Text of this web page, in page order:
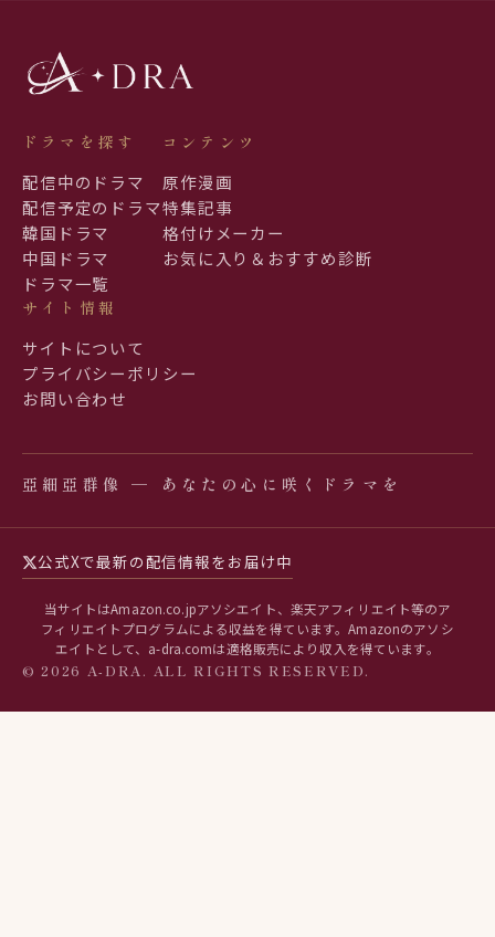
ドラマを探す
配信中のドラマ
配信予定のドラマ
韓国ドラマ
中国ドラマ
ドラマ一覧
コンテンツ
原作漫画
特集記事
格付けメーカー
お気に入り＆おすすめ診断
サイト情報
サイトについて
プライバシーポリシー
お問い合わせ
亞細亞群像 ─ あなたの心に咲くドラマを
公式Xで最新の配信情報をお届け中
当サイトはAmazon.co.jpアソシエイト、楽天アフィリエイト等のア
フィリエイトプログラムによる収益を得ています。Amazonのアソシ
エイトとして、a-dra.comは適格販売により収入を得ています。
© 2026 A-DRA. ALL RIGHTS RESERVED.